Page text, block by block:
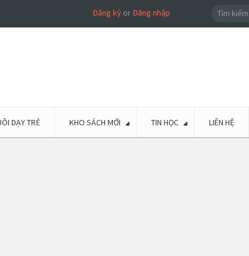
Đăng kýorĐăng nhập
DẠY TRẺ KHO SÁCH MỚI TIN HỌC LIÊN HỆ